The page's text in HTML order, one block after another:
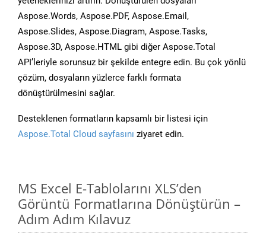
Aspose.Words, Aspose.PDF, Aspose.Email,
Aspose.Slides, Aspose.Diagram, Aspose.Tasks,
Aspose.3D, Aspose.HTML gibi diğer Aspose.Total
API’leriyle sorunsuz bir şekilde entegre edin. Bu çok yönlü
çözüm, dosyaların yüzlerce farklı formata
dönüştürülmesini sağlar.
Desteklenen formatların kapsamlı bir listesi için
Aspose.Total Cloud sayfasını ziyaret edin.
MS Excel E-Tablolarını XLS’den
Görüntü Formatlarına Dönüştürün –
Adım Adım Kılavuz